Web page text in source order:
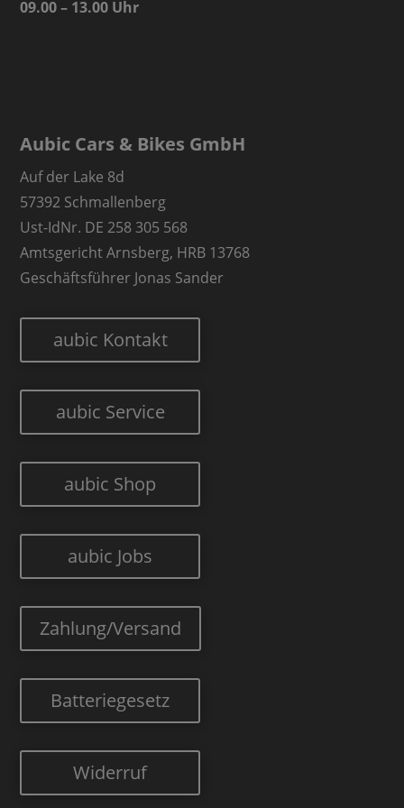
09.00 – 13.00 Uhr
Aubic Cars & Bikes GmbH
Auf der Lake 8d
57392 Schmallenberg
Ust-IdNr. DE 258 305 568
Amtsgericht Arnsberg, HRB 13768
Geschäftsführer Jonas Sander
aubic Kontakt
aubic Service
aubic Shop
aubic Jobs
Zahlung/Versand
Batteriegesetz
Widerruf